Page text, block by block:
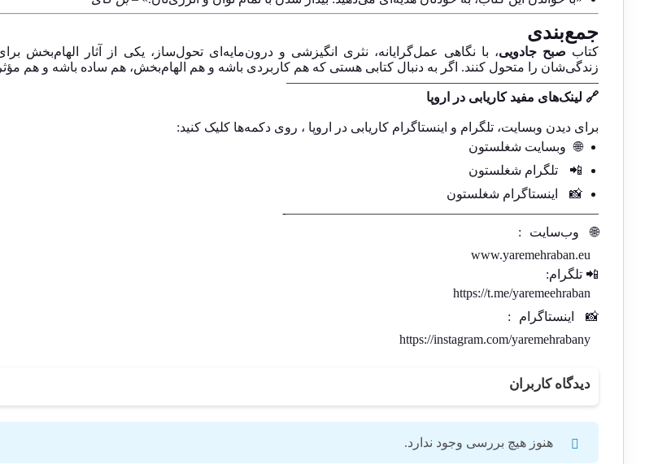
جمع‌بندی
کتاب صبح جادویی، با نگاهی عمل‌گرایانه، نثری انگیزشی و درون‌مایه‌ای تحول‌ساز، یکی از آثار
زندگی‌شان را متحول کنند. اگر به دنبال کتابی هستی که هم کاربردی باشه و هم الهام‌بخش، هم ساده باشه و هم
————————————————————————
🔗 لینک‌های مفید کاریابی در اروپا
برای دیدن وبسایت، تلگرام و اینستاگرام کاریابی در اروپا ، روی دکمه‌ها کلیک کنید:
🌐
وبسایت شغلستون
📲
تلگرام شغلستون
📸
اینستاگرام شغلستون
————————————————————————-
🌐
وب‌سایت
:
www.yaremehraban.eu
📲 تلگرام:
https://t.me/yaremeehraban
📸
اینستاگرام
:
https://instagram.com/yaremehrabany
دیدگاه کاربران
هنوز هیچ بررسی وجود ندارد.